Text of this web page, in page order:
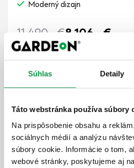
Súhlas Detaily
Táto webstránka používa súbory
Na prispôsobenie obsahu a
sociálnych médií a analýzu
súbory cookie. Informácie o tom,
webové stránky, poskytujeme aj
Moderný dizajn
11 490,- €8 106,- €
Cena vrátane DPH
Zobraziť
GARDEON® Prístrešok
5 m x 5 m